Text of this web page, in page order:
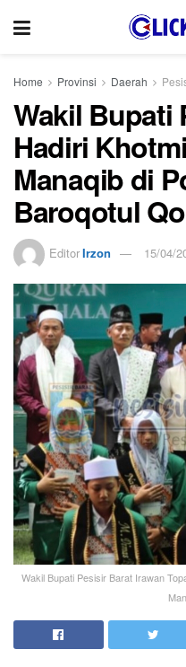
Home Provinsi Daerah
Wakil Bupati
Hadiri
Manaqib di
Baroqotul
EditorIrzon 15/04/
Wakil Bupati Pesisir Barat Irawan